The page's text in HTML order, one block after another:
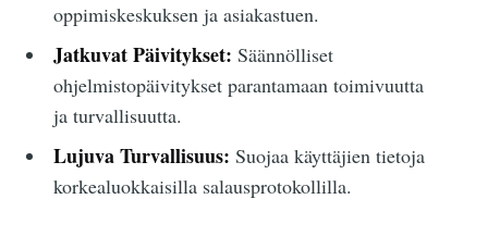
oppimiskeskuksen ja asiakastuen.
Jatkuvat Päivitykset: Säännölliset
ohjelmistopäivitykset parantamaan toimivuutta
ja turvallisuutta.
Lujuva Turvallisuus: Suojaa käyttäjien tietoja
korkealuokkaisilla salausprotokollilla.